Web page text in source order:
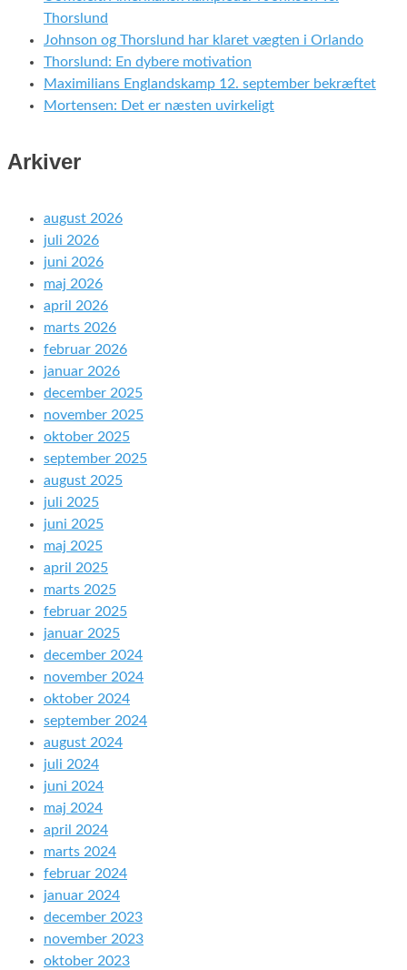
Thorslund
Johnson og Thorslund har klaret vægten i Orlando
Thorslund: En dybere motivation
Maximilians Englandskamp 12. september bekræftet
Mortensen: Det er næsten uvirkeligt
Arkiver
august 2026
juli 2026
juni 2026
maj 2026
april 2026
marts 2026
februar 2026
januar 2026
december 2025
november 2025
oktober 2025
september 2025
august 2025
juli 2025
juni 2025
maj 2025
april 2025
marts 2025
februar 2025
januar 2025
december 2024
november 2024
oktober 2024
september 2024
august 2024
juli 2024
juni 2024
maj 2024
april 2024
marts 2024
februar 2024
januar 2024
december 2023
november 2023
oktober 2023